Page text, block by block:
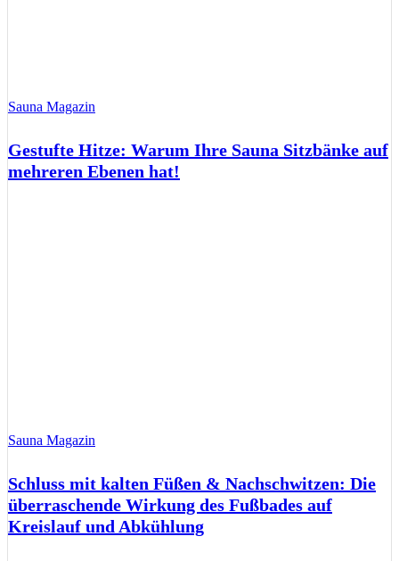
Sauna Magazin
Gestufte Hitze: Warum Ihre Sauna Sitzbänke auf
mehreren Ebenen hat!
Sauna Magazin
Schluss mit kalten Füßen & Nachschwitzen: Die
überraschende Wirkung des Fußbades auf
Kreislauf und Abkühlung